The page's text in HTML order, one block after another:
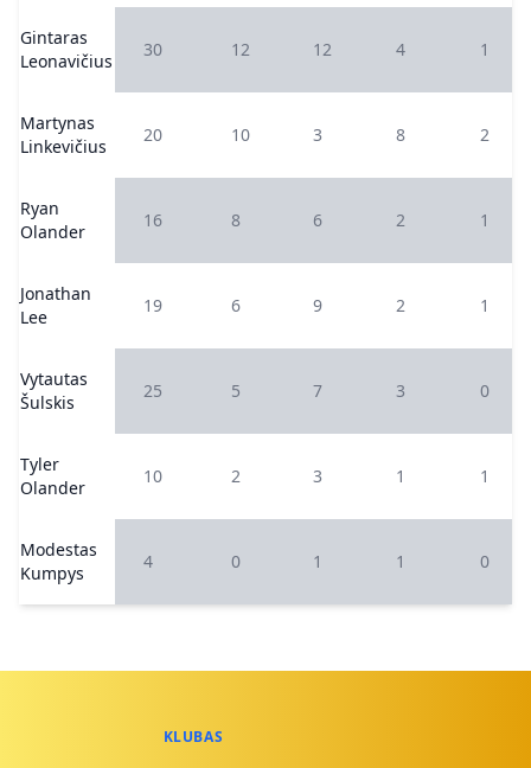
Gintaras
Leonavičius
30 12 12 4 1
Martynas
Linkevičius
20 10 3 8 2
Ryan
Olander
16 8 6 2 1
Jonathan
Lee
19 6 9 2 1
Vytautas
Šulskis
25 5 7 3 0
Tyler
Olander
10 2 3 1 1
Modestas
Kumpys
4 0 1 1 0
KLUBAS